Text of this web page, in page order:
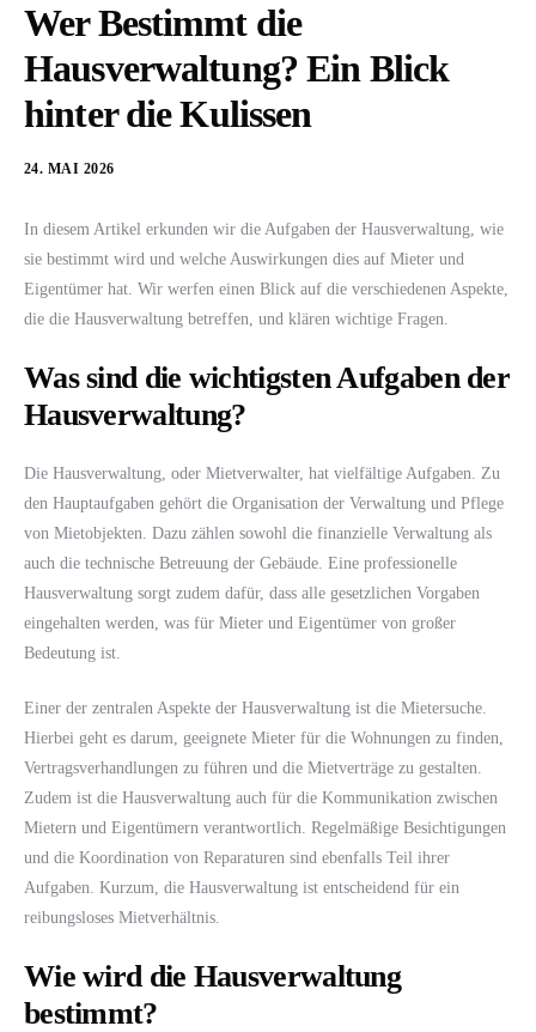
Wer Bestimmt die
Hausverwaltung? Ein Blick
hinter die Kulissen
24. MAI 2026
In diesem Artikel erkunden wir die Aufgaben der Hausverwaltung, wie
sie bestimmt wird und welche Auswirkungen dies auf Mieter und
Eigentümer hat. Wir werfen einen Blick auf die verschiedenen Aspekte,
die die Hausverwaltung betreffen, und klären wichtige Fragen.
Was sind die wichtigsten Aufgaben der
Hausverwaltung?
Die Hausverwaltung, oder Mietverwalter, hat vielfältige Aufgaben. Zu
den Hauptaufgaben gehört die Organisation der Verwaltung und Pflege
von Mietobjekten. Dazu zählen sowohl die finanzielle Verwaltung als
auch die technische Betreuung der Gebäude. Eine professionelle
Hausverwaltung sorgt zudem dafür, dass alle gesetzlichen Vorgaben
eingehalten werden, was für Mieter und Eigentümer von großer
Bedeutung ist.
Einer der zentralen Aspekte der Hausverwaltung ist die Mietersuche.
Hierbei geht es darum, geeignete Mieter für die Wohnungen zu finden,
Vertragsverhandlungen zu führen und die Mietverträge zu gestalten.
Zudem ist die Hausverwaltung auch für die Kommunikation zwischen
Mietern und Eigentümern verantwortlich. Regelmäßige Besichtigungen
und die Koordination von Reparaturen sind ebenfalls Teil ihrer
Aufgaben. Kurzum, die Hausverwaltung ist entscheidend für ein
reibungsloses Mietverhältnis.
Wie wird die Hausverwaltung
bestimmt?